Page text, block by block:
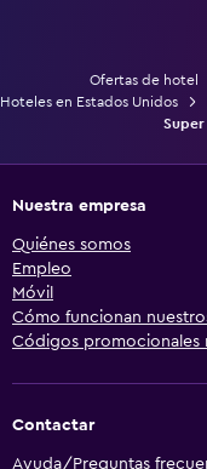
Ofertas de hotel
Hoteles en Estados Unidos
Nuestra empresa
Quiénes somos
Empleo
Móvil
Cómo funcionan
Códigos promocionales
Contactar
Ayuda/Preguntas